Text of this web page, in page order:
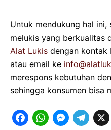
Untuk mendukung hal
melukis yang berkualitas
Alat Lukis dengan kontak
atau email ke
merespons kebutuhan
sehingga konsumen bisa
F W M T X